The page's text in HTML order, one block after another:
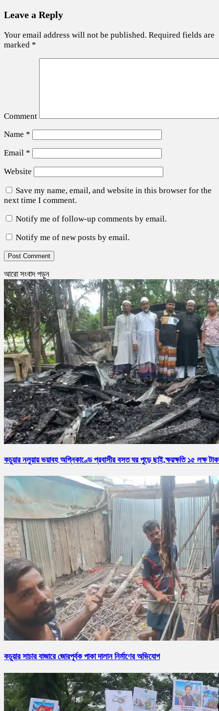
Leave a Reply
Your email address will not be published. Required fields are
marked *
Comment
Name *
Email *
Website
Save my name, email, and website in this browser for the
next time I comment.
Notify me of follow-up comments by email.
Notify me of new posts by email.
আরো সংবাদ পড়ুন
কচুয়ার নলুয়ায় ভয়াবহ অগ্নিকাণ্ডে প্রবাসীর বসত ঘর পুড়ে ছাই,ক্ষয়ক্ষতি ১৫ লক্ষ
কচুয়ার সাচার বাজারে জোরপূর্বক পাকা দালান নির্মাণের অভিযোগ